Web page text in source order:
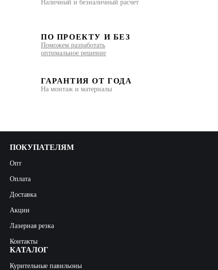
Наличный и безналичный расчет
ПО ПРОЕКТУ И БЕЗ
Поможем разработать
оптимальное решение
ГАРАНТИЯ ОТ ГОДА
На монтаж и материалы
ПОКУПАТЕЛЯМ
Опт
Оплата
Доставка
Акции
Лазерная резка
Контакты
КАТАЛОГ
Курительные павильоны